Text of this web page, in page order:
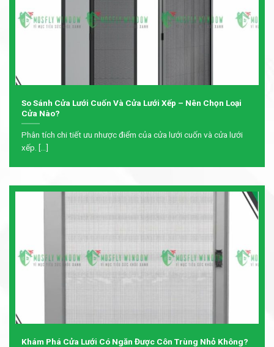
So Sánh Cửa Lưới Cuốn Và Cửa Lưới Xếp – Nên Chọn Loại
Cửa Nào?
Phân tích chi tiết ưu nhược điểm của cửa lưới cuốn và cửa lưới
xếp. [...]
Khám Phá Cửa Lưới Có Ngăn Được Côn Trùng Nhỏ Không?